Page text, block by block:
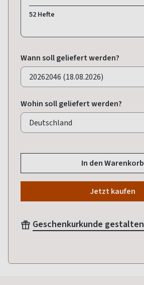
52 Hefte
Wann soll geliefert werden?
Wohin soll geliefert werden?
In den Warenkorb
Jetzt kaufen
Geschenkurkunde gestalten